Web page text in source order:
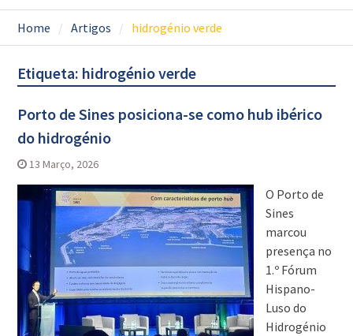
Home Artigos hidrogénio verde
Etiqueta: hidrogénio verde
Porto de Sines posiciona-se como hub ibérico
do hidrogénio
13 Março, 2026
O Porto de
Sines
marcou
presença no
1.º Fórum
Hispano-
Luso do
Hidrogénio